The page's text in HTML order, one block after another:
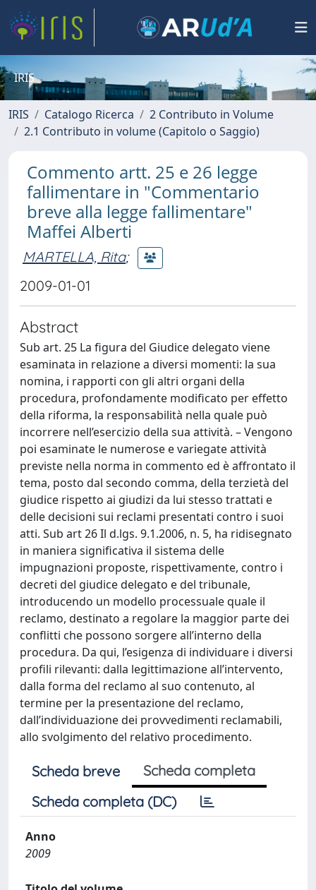
IRIS
IRIS Catalogo Ricerca
2 Contributo in Volume
2.1 Contributo in volume (Capitolo o Saggio)
Commento artt. 25 e 26 legge
fallimentare in "Commentario
breve alla legge fallimentare"
Maffei Alberti
MARTELLA, Rita;
2009-01-01
Abstract
Sub art. 25 La figura del Giudice delegato viene
esaminata in relazione a diversi momenti: la sua
nomina, i rapporti con gli altri organi della
procedura, profondamente modificato per effetto
della riforma, la responsabilità nella quale può
incorrere nell’esercizio della sua attività. – Vengono
poi esaminate le numerose e variegate attività
previste nella norma in commento ed è affrontato il
tema, posto dal secondo comma, della terzietà del
giudice rispetto ai giudizi da lui stesso trattati e
delle decisioni sui reclami presentati contro i suoi
atti. Sub art 26 Il d.lgs. 9.1.2006, n. 5, ha ridisegnato
in maniera significativa il sistema delle
impugnazioni proposte, rispettivamente, contro i
decreti del giudice delegato e del tribunale,
introducendo un modello processuale quale il
reclamo, destinato a regolare la maggior parte dei
conflitti che possono sorgere all’interno della
procedura. Da qui, l’esigenza di individuare i diversi
profili rilevanti: dalla legittimazione all’intervento,
dalla forma del reclamo al suo contenuto, al
termine per la presentazione del reclamo,
dall’individuazione dei provvedimenti reclamabili,
allo svolgimento del relativo procedimento.
Scheda breve
Scheda completa
Scheda completa (DC)
Anno
2009